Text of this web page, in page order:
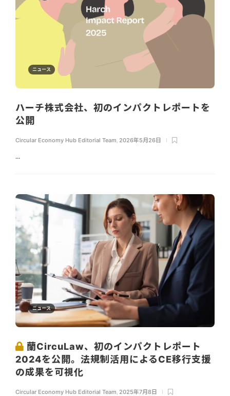
ニュース
ハーチ株式会社、初のインパクトレポートを
公開
Circular Economy Hub Editorial Team 2026年5月26日
...
ニュース
蘭CircuLaw、初のインパクトレポート
2024を公開。法規制活用によるCE移行支援
の成果を可視化
Circular Economy Hub Editorial Team 2025年7月8日